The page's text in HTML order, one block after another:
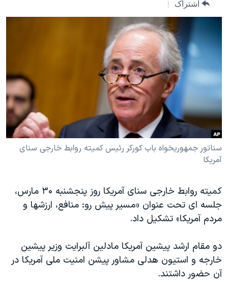
ویدیوها
فرهنگ و زندگی
حقوق شهروندی
علم و فناوری
اسرائیل در جنگ
آرشیو پخش زنده
بایگانی برنامه‌های تلویزیونی
انتخابات ریاست جمهوری آمریکا ۲۰۲۴
حمله جمهوری اسلامی به اسرائیل
رمز مهسا
ورزش زنان در ایران
مجموعه مستندهای دادخواهی
دادگاه حمید نوری
چهل سال گروگان‌گیری
اعتراضات مردمی آبان ۹۸
اسرائیل در جنگ
یادگیری زبان انگلیسی
دنبال کنید
زبانهای مختلف
اشتراک
سناتور جمهوریخواه باب کورکر رئیس کمیته روابط خارجی سنای
آمریکا
کمیته روابط خارجی سنای آمریکا روز پنجشنبه ۳۰ مارس،
جلسه ای تحت عنوان «مسیر پیش رو: منافع، ارزشها و
مردم آمریکا» تشکیل داد.
دو مقام ارشد پیشین آمریکا مادلین آلبرایت وزیر پیشین
خارجه و استیون هدلی مشاور پیشن امنیت ملی آمریکا در
آن حضور داشتند.